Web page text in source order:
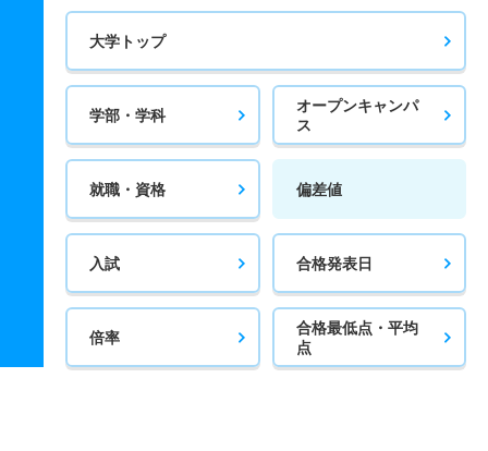
大学トップ
学部・学科
オープンキャンパ
ス
就職・資格 偏差値
入試 合格発表日
倍率
合格最低点・平均
点